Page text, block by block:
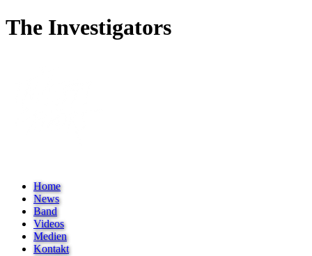
The Investigators
Home
News
Band
Videos
Medien
Kontakt